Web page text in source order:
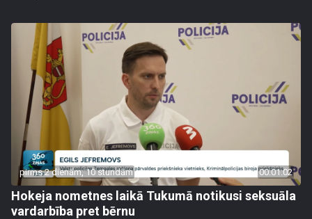
pirms 2 dienām, 10 stundām 00:01:02
Hokeja nometnes laikā Tukumā notikusi seksuāla
vardarbība pret bērnu